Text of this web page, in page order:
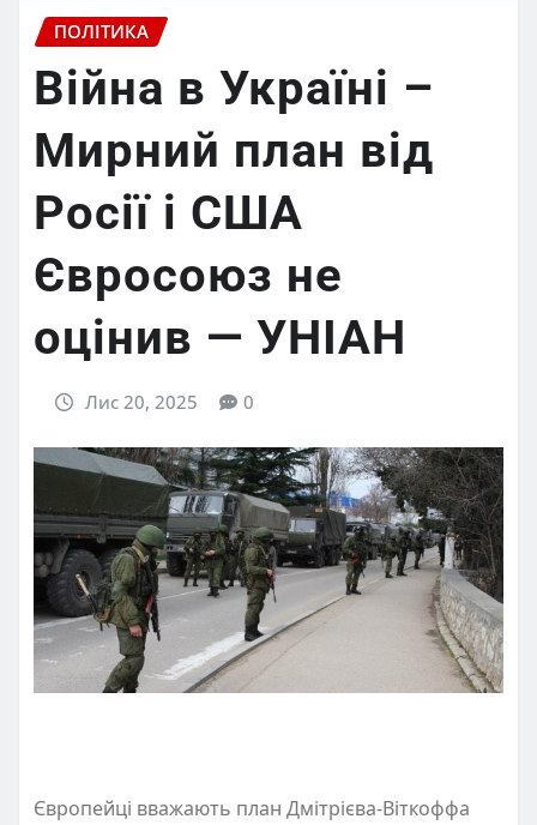
ПОЛІТИКА
Війна в Україні –
Мирний план від
Росії і США
Євросоюз не
оцінив — УНІАН
Лис 20, 2025 0
Європейці вважають план Дмітрієва-Віткоффа